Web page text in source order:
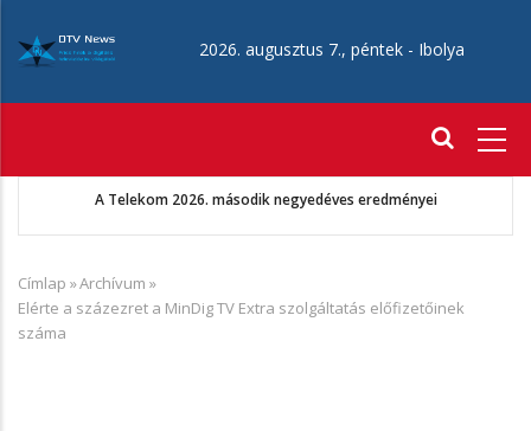
tartalomra
2026. augusztus 7., péntek - Ibolya
A Telekom 2026. második negyedéves eredményei
Morzsa
Címlap »Archívum »
Elérte a százezret a MinDig TV Extra szolgáltatás előfizetőinek
száma